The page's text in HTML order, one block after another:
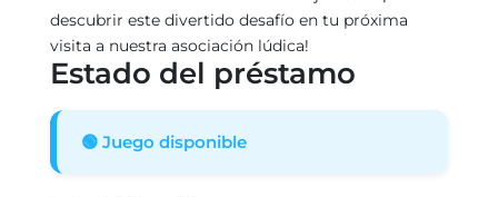
descubrir este divertido desafío en tu próxima
visita a nuestra asociación lúdica!
Estado del préstamo
🟢 Juego disponible